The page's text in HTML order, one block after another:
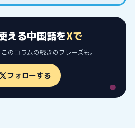
える中国語をXで
のコラムの続きのフレーズも。
フォローする